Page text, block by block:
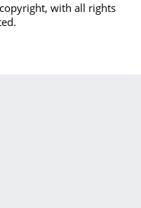
with all rights